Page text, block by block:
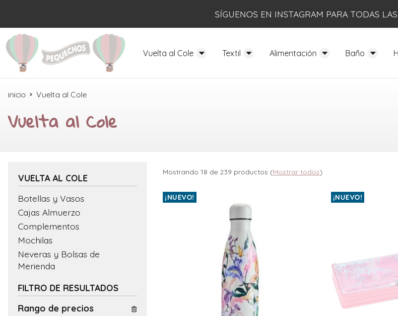
SÍGUENOS EN INSTAGRAM PARA TODAS
Vuelta al Cole Textil Alimentación Baño
inicio Vuelta al Cole
Vuelta al Cole
Mostrando 18 de 239 productos (Mostrar todos)
¡NUEVO! ¡NUEVO!
VUELTA AL COLE
Botellas y Vasos
Cajas Almuerzo
Complementos
Mochilas
Neveras y Bolsas de
Merienda
FILTRO DE RESULTADOS
Rango de precios